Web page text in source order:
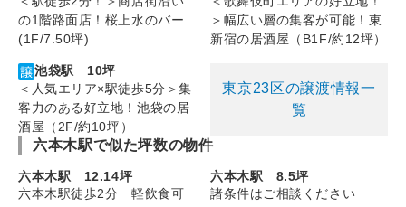
の1階路面店！桜上水のバー
(1F/7.50坪)
＞幅広い層の集客が可能！東
新宿の居酒屋（B1F/約12坪）
池袋駅 10坪
＜人気エリア×駅徒歩5分＞集
客力のある好立地！池袋の居
酒屋（2F/約10坪）
東京23区の譲渡情報一
覧
六本木駅で似た坪数の物件
六本木駅 12.14坪
六本木駅徒歩2分 軽飲食可
六本木駅 8.5坪
諸条件はご相談ください